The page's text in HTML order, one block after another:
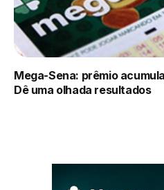
Mega-Sena: prêmio
Dê uma olhada resultados